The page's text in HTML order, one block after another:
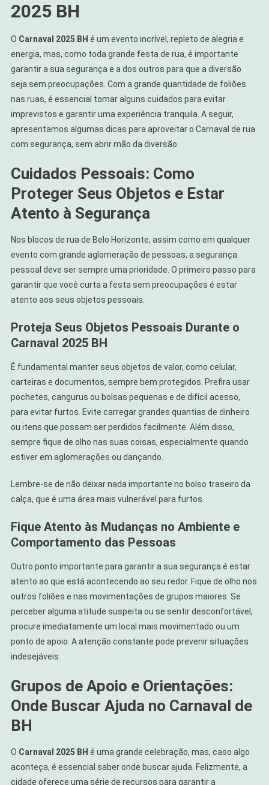
2025 BH
O Carnaval 2025 BH é um evento incrível, repleto de alegria e
energia, mas, como toda grande festa de rua, é importante
garantir a sua segurança e a dos outros para que a diversão
seja sem preocupações. Com a grande quantidade de foliões
nas ruas, é essencial tomar alguns cuidados para evitar
imprevistos e garantir uma experiência tranquila. A seguir,
apresentamos algumas dicas para aproveitar o Carnaval de rua
com segurança, sem abrir mão da diversão.
Cuidados Pessoais: Como
Proteger Seus Objetos e Estar
Atento à Segurança
Nos blocos de rua de Belo Horizonte, assim como em qualquer
evento com grande aglomeração de pessoas, a segurança
pessoal deve ser sempre uma prioridade. O primeiro passo para
garantir que você curta a festa sem preocupações é estar
atento aos seus objetos pessoais.
Proteja Seus Objetos Pessoais Durante o
Carnaval 2025 BH
É fundamental manter seus objetos de valor, como celular,
carteiras e documentos, sempre bem protegidos. Prefira usar
pochetes, cangurus ou bolsas pequenas e de difícil acesso,
para evitar furtos. Evite carregar grandes quantias de dinheiro
ou itens que possam ser perdidos facilmente. Além disso,
sempre fique de olho nas suas coisas, especialmente quando
estiver em aglomerações ou dançando.
Lembre-se de não deixar nada importante no bolso traseiro da
calça, que é uma área mais vulnerável para furtos.
Fique Atento às Mudanças no Ambiente e
Comportamento das Pessoas
Outro ponto importante para garantir a sua segurança é estar
atento ao que está acontecendo ao seu redor. Fique de olho nos
outros foliões e nas movimentações de grupos maiores. Se
perceber alguma atitude suspeita ou se sentir desconfortável,
procure imediatamente um local mais movimentado ou um
ponto de apoio. A atenção constante pode prevenir situações
indesejáveis.
Grupos de Apoio e Orientações:
Onde Buscar Ajuda no Carnaval de
BH
O Carnaval 2025 BH é uma grande celebração, mas, caso algo
aconteça, é essencial saber onde buscar ajuda. Felizmente, a
cidade oferece uma série de recursos para garantir a